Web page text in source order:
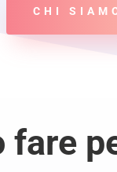
CHI
fare